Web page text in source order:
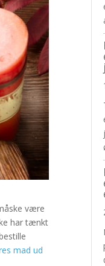
være
har tænkt
mad ud